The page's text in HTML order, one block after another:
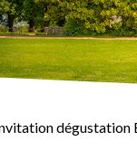
dégustation